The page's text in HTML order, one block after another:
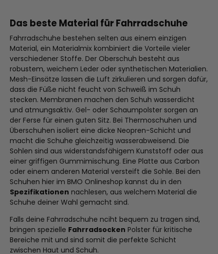
Das beste Material für Fahrradschuhe
Fahrradschuhe bestehen selten aus einem einzigen
Material, ein Materialmix kombiniert die Vorteile vieler
verschiedener Stoffe. Der Oberschuh besteht aus
robustem, weichem Leder oder synthetischen Materialien.
Mesh-Einsätze lassen die Luft zirkulieren und sorgen dafür,
dass die Füße nicht feucht von Schweiß im Schuh
stecken. Membranen machen den Schuh wasserdicht
und atmungsaktiv. Gel- oder Schaumpolster sorgen an
der Ferse für einen guten Sitz. Bei Thermoschuhen und
Überschuhen isoliert eine dicke Neopren-Schicht und
macht die Schuhe gleichzeitig wasserabweisend. Die
Sohlen sind aus widerstandsfähigem Kunststoff oder aus
einer griffigen Gummimischung. Eine Platte aus Carbon
oder einem anderen Material versteift die Sohle. Bei den
Schuhen hier im BMO Onlineshop kannst du in den
Spezifikationen nachlesen, aus welchem Material die
Schuhe deiner Wahl gemacht sind.
Falls deine Fahrradschuhe nciht bequem zu tragen sind,
bringen spezielle Fahrradsocken Polster für kritische
Bereiche mit und sind somit die perfekte Schicht
zwischen Haut und Schuh.